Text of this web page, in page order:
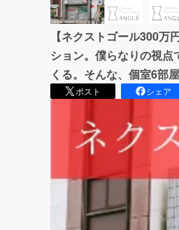
【ネクストゴール300
ション。僕らなりの視
くる。そんな、個室6部
ポスト シェア